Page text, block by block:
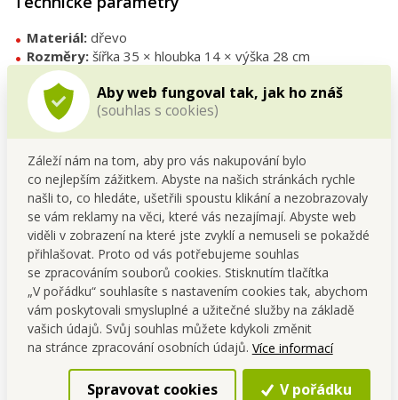
Aby web fungoval tak, jak ho znáš
(souhlas s cookies)
Záleží nám na tom, aby pro vás nakupování bylo
co nejlepším zážitkem. Abyste na našich stránkách rychle
našli to, co hledáte, ušetřili spoustu klikání a nezobrazovaly
se vám reklamy na věci, které vás nezajímají. Abyste web
viděli v zobrazení na které jste zvyklí a nemuseli se pokaždé
přihlašovat. Proto od vás potřebujeme souhlas
se zpracováním souborů cookies. Stisknutím tlačítka
„V pořádku“ souhlasíte s nastavením cookies tak, abychom
vám poskytovali smysluplné a užitečné služby na základě
vašich údajů. Svůj souhlas můžete kdykoli změnit
na stránce zpracování osobních údajů. Více informací
Spravovat cookies V pořádku
Materiál: dřevo
Rozměry: šířka 35 × hloubka 14 × výška 28 cm
Osvětlení:
Napájení:2× AA baterie 1,5 V (nejsou součástí balení)
Tipy na použití
Umístěte na parapet nebo komodu, kde vytvoří
dominantní sváteční prvek.
Kombinujte s menšími LED vesničkamipro vytvoření celé
zimní krajiny.
Darujte jakooriginální vánoční dárek, který přinese
kouzlo Vánoc.
FAQ – časté dotazy
Jaký typ světla domek vydává?
Teplé bílé LED světlo, které působí příjemně a útulně.